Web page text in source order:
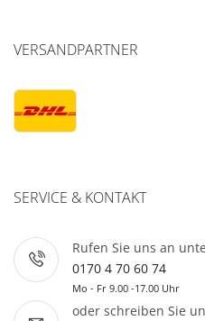
VERSANDPARTNER
SERVICE & KONTAKT
Rufen Sie uns an
0170 4 70 60 74
Mo - Fr 9.00 -17.00 Uhr
oder schreiben Sie